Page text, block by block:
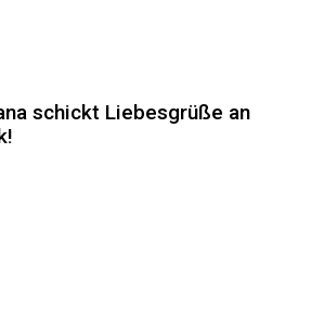
schickt Liebesgrüße an